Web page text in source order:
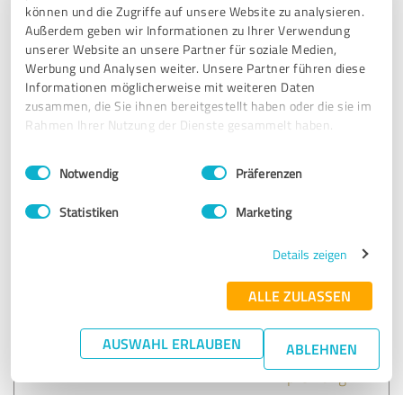
können und die Zugriffe auf unsere Website zu analysieren.
Außerdem geben wir Informationen zu Ihrer Verwendung
unserer Website an unsere Partner für soziale Medien,
Werbung und Analysen weiter. Unsere Partner führen diese
Informationen möglicherweise mit weiteren Daten
zusammen, die Sie ihnen bereitgestellt haben oder die sie im
Rahmen Ihrer Nutzung der Dienste gesammelt haben.
Impressum Datenschutzbestimmungen
Einwilligungsauswahl
Notwendig Präferenzen
Statistiken Marketing
Details zeigen
ALLE ZULASSEN
AUSWAHL ERLAUBEN ABLEHNEN
5,00 von 5
SEHR GUT Empfehlung
Erfahrungsbericht & Bewertung zu:
Bezirksdirektion Hermanns & Kollegen
5,00 von 5
SEHR GUT Empfehlung